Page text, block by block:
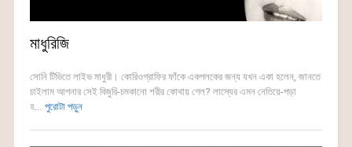
মাধুরিজি
সোনি টিভিতে লাইভ মাধুরী। কোরিওগ্রাফির ফাঁকে একপলকের জন্য যখন একা হলেন, জানতে
চাইলাম আপনার সেই বিজুরি-চমকানো শরীর কোথায় গেল? লাস্যের এমন নেতিয়ে-পড়া
হ... পুরোটা পড়ুন